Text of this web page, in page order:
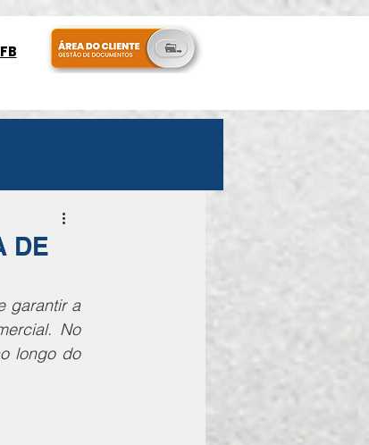
DE
garantir a
No
longo do